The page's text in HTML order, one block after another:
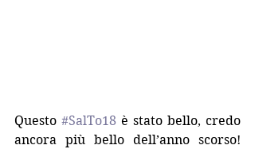
Questo #SalTo18 è stato bello, credo
ancora più bello dell’anno scorso!